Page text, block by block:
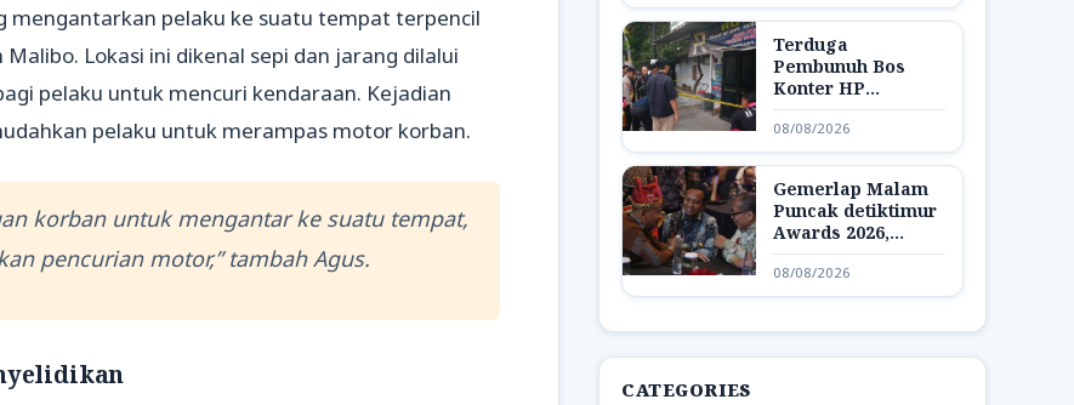
mengantarkan pelaku ke suatu tempat terpencil
Lokasi ini dikenal sepi dan jarang dilalui
pelaku untuk mencuri kendaraan. Kejadian
pelaku untuk merampas motor korban.
korban untuk mengantar ke suatu tempat,
pencurian motor,” tambah Agus.
Terduga
Pembunuh Bos
Konter HP
Ambarawa
Ditangkap,
Ternyata Teman
08/08/2026
Gemerlap Malam
Puncak detiktimur
Awards 2026,
Apresiasi untuk
Penggerak
Indonesia Timur
08/08/2026
CATEGORIES